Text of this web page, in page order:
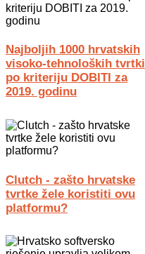
Najboljih 1000 hrvatskih
visoko-tehnoloških tvrtki
po kriteriju DOBITI za
2019. godinu
Clutch - zašto hrvatske
tvrtke žele koristiti ovu
platformu?